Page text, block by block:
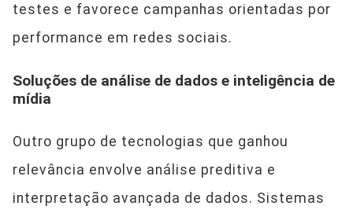
testes e favorece campanhas orientadas por
performance em redes sociais.
Soluções de análise de dados e inteligência de
mídia
Outro grupo de tecnologias que ganhou
relevância envolve análise preditiva e
interpretação avançada de dados. Sistemas